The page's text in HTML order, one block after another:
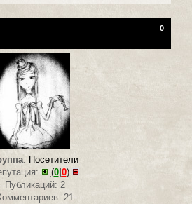
0
: Посетители
(0| 0)
Публикаций: 2
21